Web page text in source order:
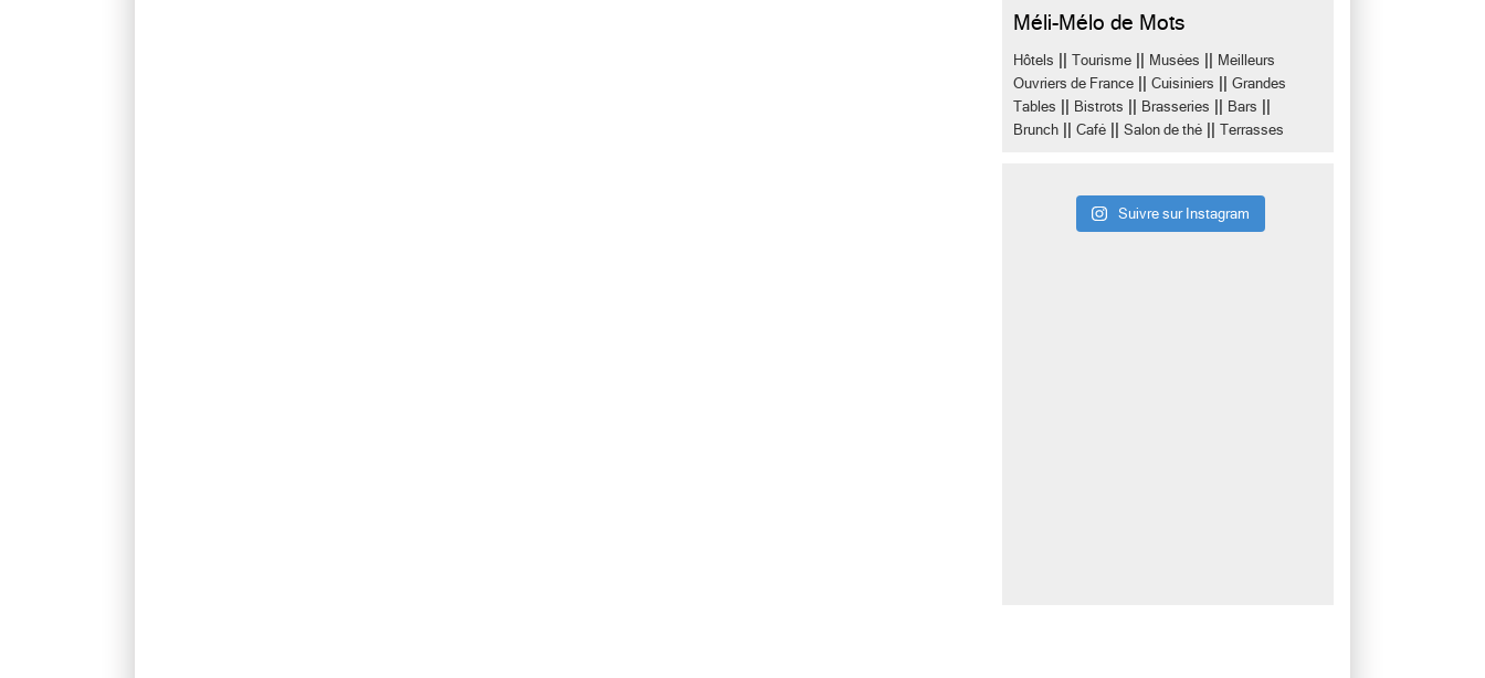
Méli-Mélo de Mots
Hôtels Tourisme Musées
Meilleurs
Ouvriers de France
Cuisiniers
Grandes
Tables
Bistrots Brasseries Bars
Brunch Café Salon de thé Terrasses
Suivre sur Instagram